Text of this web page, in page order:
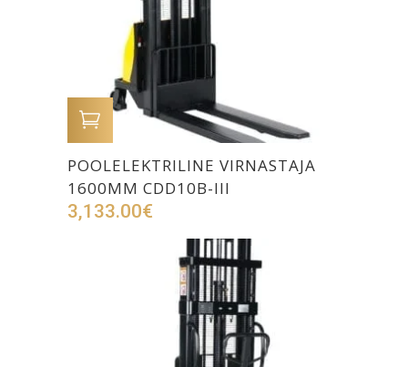
LISA OSTUKORVI
POOLELEKTRILINE VIRNASTAJA
1600MM CDD10B-III
3,133.00€